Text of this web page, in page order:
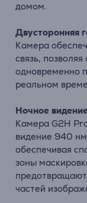
домом.
Двусторонняя
Камера
связь,
одновременно
реальном
Ночное
Камера G2H
видение 940
обеспечивая
зоны
частей